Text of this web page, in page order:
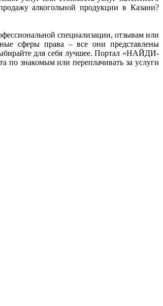
алкогольной продукции в Казани?
специализации, отзывам или
сферы права – все они представлены
для себя лучшее. Портал «НАЙДИ-
знакомым или переплачивать за услуги